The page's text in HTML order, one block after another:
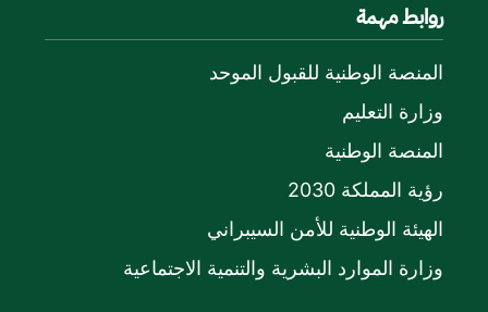
روابط مهمة
المنصة الوطنية للقبول الموحد
وزارة التعليم
المنصة الوطنية
رؤية المملكة 2030
الهيئة الوطنية للأمن السيبراني
وزارة الموارد البشرية والتنمية الاجتماعية